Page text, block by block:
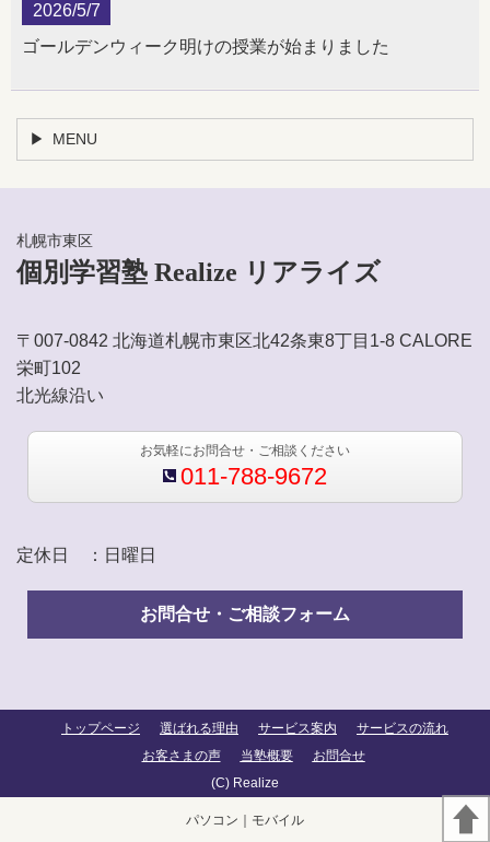
2026/5/7
ゴールデンウィーク明けの授業が始まりました
MENU
札幌市東区
個別学習塾 Realize リアライズ
〒007-0842 北海道札幌市東区北42条東8丁目1-8 CALORE
栄町102
北光線沿い
お気軽にお問合せ・ご相談ください
011-788-9672
定休日 ：日曜日
お問合せ・ご相談フォーム
(C) Realize
トップページ 選ばれる理由 サービス案内
サービスの流れ
お客さまの声
当塾概要 お問合せ
パソコン ｜モバイル